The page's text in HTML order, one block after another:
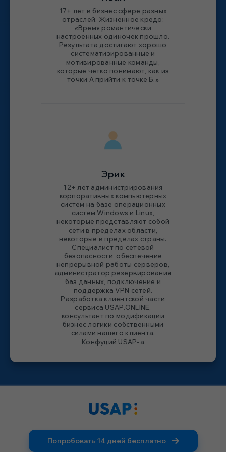
17+ лет в бизнес сфере разных
отраслей. Жизненное кредо:
«Время романтически
настроенных одиночек прошло.
Результата достигают хорошо
систематизированные и
мотивированные команды,
которые четко понимают, как из
точки А прийти к точке Б.»
Эрик
12+ лет администрирования
корпоративных компьютерных
систем на базе операционных
систем Windows и Linux,
некоторые представляют собой
сети в пределах области,
некоторые в пределах страны.
Специалист по сетевой
безопасности, обеспечение
непрерывной работы серверов,
администратор резервирования
баз данных, подключение и
поддержка VPN сетей.
Разработка клиентской части
сервиса USAP.ONLINE,
консультант по модификации
бизнес логики собственными
силами нашего клиента.
Конфуций USAP-а
Попробовать 14 дней бесплатно